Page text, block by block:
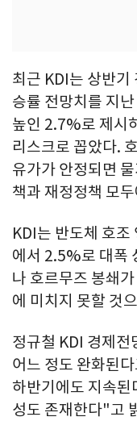
최근 KDI는 상반기
승률 전망치를 지
높인 2.7%로 제시
리스크로 꼽았다.
유가가 안정되면
책과 재정정책 모
KDI는 반도체 호
에서 2.5%로 대폭
나 호르무즈 봉쇄
에 미치지 못할 것
정규철 KDI 경제전
어느 정도 완화된
하반기에도 지속된
성도 존재한다"고